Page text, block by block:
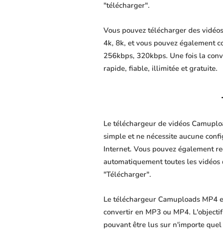
"télécharger".
Vous pouvez télécharger des
4k, 8k, et vous pouvez également
256kbps, 320kbps. Une fois la
rapide, fiable, illimitée et gratuite.
Le téléchargeur de vidéos
simple et ne nécessite aucune
Internet. Vous pouvez également
automatiquement toutes les
"Télécharger".
Le téléchargeur Camuploads MP4
convertir en MP3 ou MP4.
pouvant être lus sur n'importe